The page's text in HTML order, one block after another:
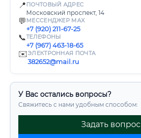
📍 ПОЧТОВЫЙ АДРЕС
Московский проспект, 14
💬 МЕССЕНДЖЕР MAX
+7 (920) 211-67-25
📞ТЕЛЕФОНЫ
+7 (967) 463-18-65
✉️ЭЛЕКТРОННАЯ ПОЧТА
382652@mail.ru
У Вас остались вопросы?
Свяжитесь с нами удобным способом:
Задать вопрос